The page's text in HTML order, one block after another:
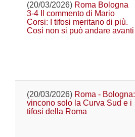
(20/03/2026) Roma Bologna
3-4 Il commento di Mario
Corsi: I tifosi meritano di più.
Così non si può andare avanti
(20/03/2026) Roma - Bologna:
vincono solo la Curva Sud e i
tifosi della Roma